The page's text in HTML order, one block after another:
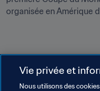
organisée en Amérique
Thèmes en lien
Vie privée et
Nous utilisons des